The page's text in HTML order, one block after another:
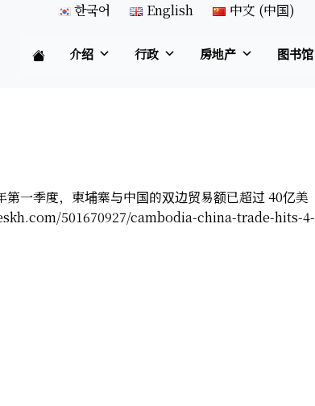
한국어 English 中文 (中国)
介绍 行政 房地产 图书馆
一季度，柬埔寨与中国的双边贸易额已超过 40亿美
501670927/cambodia-china-trade-hits-4-